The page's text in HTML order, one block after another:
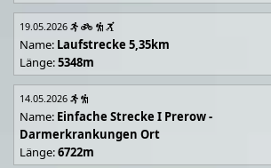
19.05.2026
Name: Laufstrecke 5,35km
Länge:5348m
14.05.2026
Name: Einfache Strecke I Prerow -
Darmerkrankungen Ort
Länge:6722m